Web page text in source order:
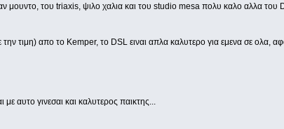
μουντο, του triaxis, ψιλο χαλια και του studio mesa πολυ καλο αλλα του
τιμη) απο το Kemper, το DSL ειναι απλα καλυτερο για εμενα σε ολα,
αυτο γινεσαι και καλυτερος παικτης...